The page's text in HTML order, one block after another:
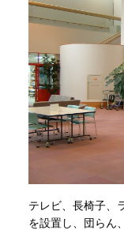
テレビ、長椅子、
を設置し、団らん